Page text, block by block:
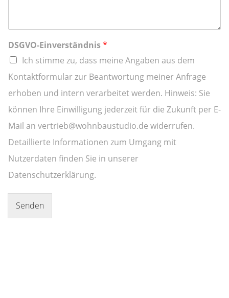
DSGVO-Einverständnis*
Ich stimme zu, dass meine Angaben aus dem
Kontaktformular zur Beantwortung meiner Anfrage
erhoben und intern verarbeitet werden. Hinweis: Sie
können Ihre Einwilligung jederzeit für die Zukunft per E-
Mail an vertrieb@wohnbaustudio.de widerrufen.
Detaillierte Informationen zum Umgang mit
Nutzerdaten finden Sie in unserer
Datenschutzerklärung.
Senden